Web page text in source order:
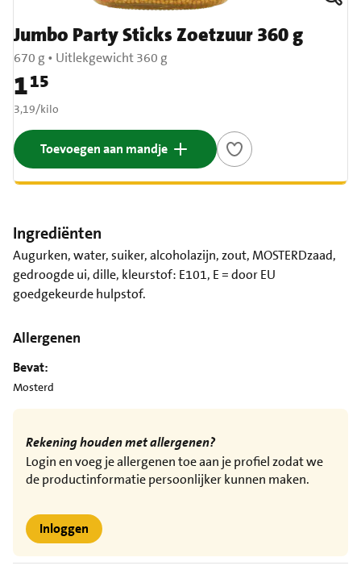
Jumbo Party Sticks Zoetzuur 360 g
670 g • Uitlekgewicht 360 g
Prijs: € 1,15
115
€ 3,19 per kilo
3,19/kilo
Toevoegen aan mandje
Ingrediënten
Augurken, water, suiker, alcoholazijn, zout, MOSTERDzaad,
gedroogde ui, dille, kleurstof: E101, E = door EU
goedgekeurde hulpstof.
Allergenen
Bevat:
Mosterd
Rekening houden met allergenen?
Login en voeg je allergenen toe aan je profiel zodat we
de productinformatie persoonlijker kunnen maken.
Inloggen